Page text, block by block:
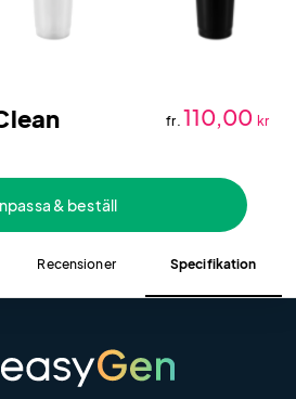
fr. 110,00 kr
& beställ
Recensioner Specifikation